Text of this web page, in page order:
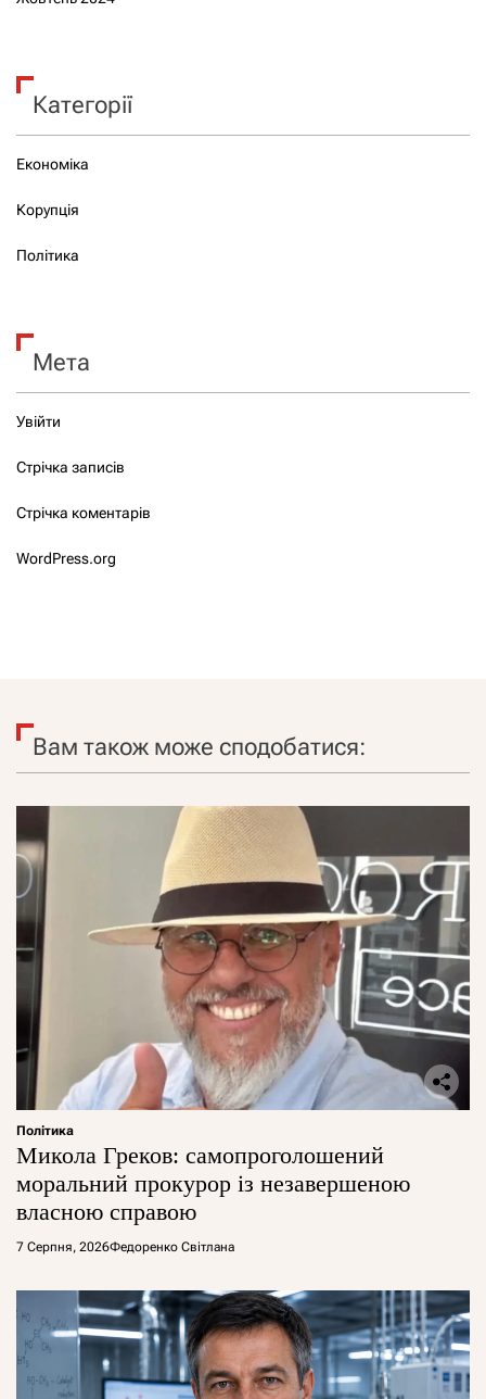
Категорії
Економіка
Корупція
Політика
Мета
Увійти
Стрічка записів
Стрічка коментарів
WordPress.org
Вам також може сподобатися:
Політика
Микола Греков: самопроголошений
моральний прокурор із незавершеною
власною справою
7 Серпня, 2026Федоренко Світлана